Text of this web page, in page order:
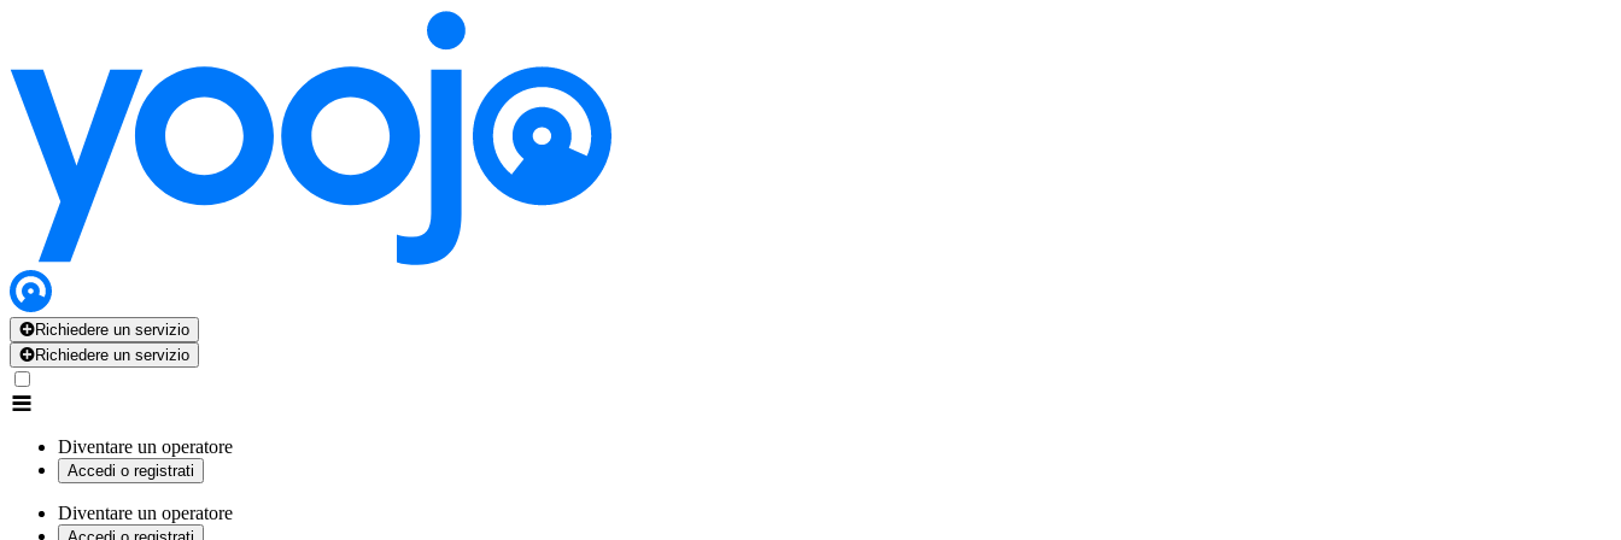
Richiedere un servizio
Richiedere un servizio
Diventare un operatore
Accedi o registrati
Diventare un operatore